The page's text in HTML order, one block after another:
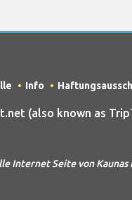
Info
(also known as
Internet Seite von Kaunas